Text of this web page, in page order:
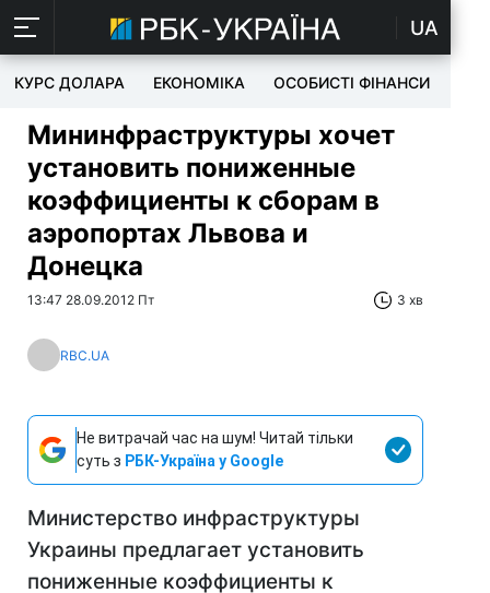
UA
КУРС ДОЛАРА ЕКОНОМІКА ОСОБИСТІ ФІНАНСИ
Мининфраструктуры хочет
установить пониженные
коэффициенты к сборам в
аэропортах Львова и
Донецка
13:47 28.09.2012 Пт 3 хв
RBC.UA
Не витрачай час на шум! Читай тільки
суть з РБК-Україна у Google
Министерство инфраструктуры
Украины предлагает установить
пониженные коэффициенты к